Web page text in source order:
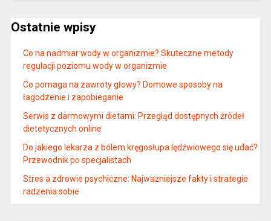
Ostatnie wpisy
Co na nadmiar wody w organizmie? Skuteczne metody
regulacji poziomu wody w organizmie
Co pomaga na zawroty głowy? Domowe sposoby na
łagodzenie i zapobieganie
Serwis z darmowymi dietami: Przegląd dostępnych źródeł
dietetycznych online
Do jakiego lekarza z bólem kręgosłupa lędźwiowego się udać?
Przewodnik po specjalistach
Stres a zdrowie psychiczne: Najważniejsze fakty i strategie
radzenia sobie